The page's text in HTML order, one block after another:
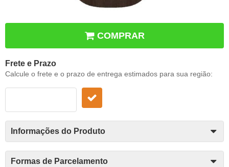
COMPRAR
Frete e Prazo
Calcule o frete e o prazo de entrega estimados para sua região:
Informações do Produto
Formas de Parcelamento